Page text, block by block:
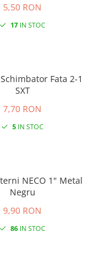
5,50 RON
17 IN STOC
Fata 2-1
SXT
7,70 RON
5 IN STOC
NECO 1" Metal
Negru
9,90 RON
86 IN STOC